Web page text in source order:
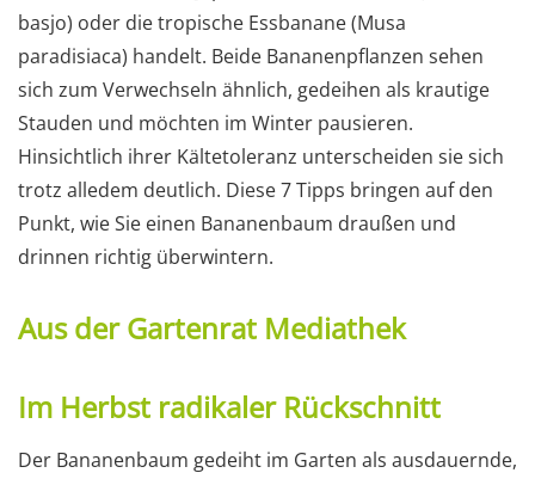
basjo) oder die tropische Essbanane (Musa
paradisiaca) handelt. Beide Bananenpflanzen sehen
sich zum Verwechseln ähnlich, gedeihen als krautige
Stauden und möchten im Winter pausieren.
Hinsichtlich ihrer Kältetoleranz unterscheiden sie sich
trotz alledem deutlich. Diese 7 Tipps bringen auf den
Punkt, wie Sie einen Bananenbaum draußen und
drinnen richtig überwintern.
Aus der Gartenrat Mediathek
Im Herbst radikaler Rückschnitt
Der Bananenbaum gedeiht im Garten als ausdauernde,